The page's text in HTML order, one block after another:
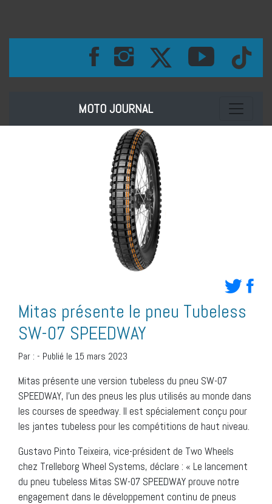
MOTO JOURNAL Toggle
Mitas présente le pneu Tubeless
SW-07 SPEEDWAY
Par : - Publié le 15 mars 2023
Mitas présente une version tubeless du pneu SW-07
SPEEDWAY, l’un des pneus les plus utilisés au monde dans
les courses de speedway. Il est spécialement conçu pour
les jantes tubeless pour les compétitions de haut niveau.
Gustavo Pinto Teixeira, vice-président de Two Wheels
chez Trelleborg Wheel Systems, déclare : « Le lancement
du pneu tubeless Mitas SW-07 SPEEDWAY prouve notre
engagement dans le développement continu de pneus